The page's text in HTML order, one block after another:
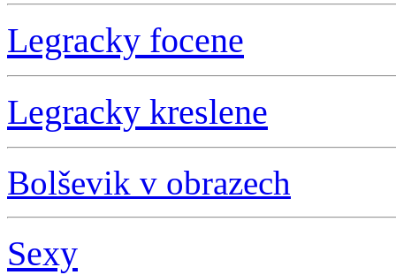
Legracky focene
Legracky kreslene
Bolševik v obrazech
Sexy